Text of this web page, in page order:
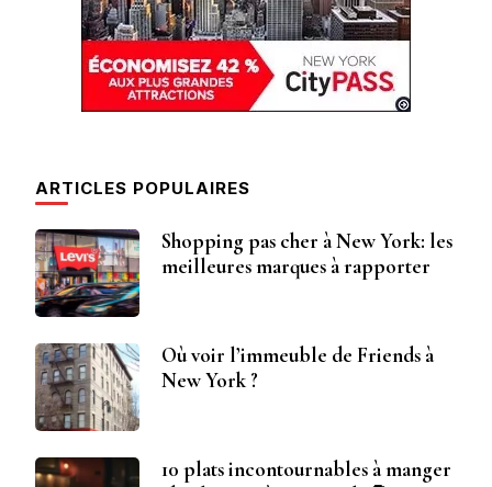
ARTICLES POPULAIRES
Shopping pas cher à New York: les
meilleures marques à rapporter
Où voir l’immeuble de Friends à
New York ?
10 plats incontournables à manger